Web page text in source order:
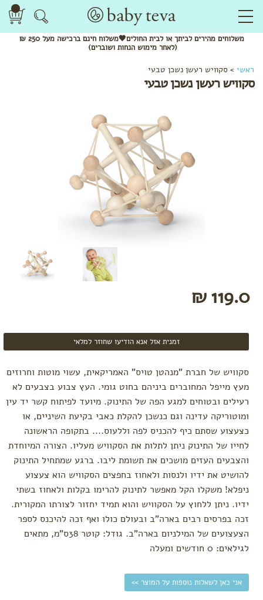
משלוחיםמהיריםלביתך או לבית החולים🖤משלוחחינם
ברכישה מעל 250 ₪
(לאחר מימוש הנחות ושוברים)
ראשי > סקוויש רעשן נשכן טבעי
סקוויש רעשן נשכן טבעי
119.0 ₪
זמנית אזל אנא הודיעו שחוזר למלאי
סקוויש של חברת "מנהטן טויס" האמריקאית, עשוי מוטות וחרוזים
מעץ מייפל המחוברים ביניהם בחוט גומי. העץ צבוע בצבעים לא
רעילים ובטוחים למגע הפה של התינוק. מיועד לפיתוח קשר יד עין
ומוטוריקה עדינה וגם כנשכן להקלת כאבי בקיעת השיניים, או
כצעצוע שסתם כיף להכניס לפה וללעוס.... בתקופה הראשונה
לחייו של התינוק ניתן לתלות את הסקוויש מעליו. הצורה המיוחדת
והצבעים העזים מושכים את תשומת ליבו. ברגע שמתחיל התינוק
להושיט את ידיו ולנסות ולאחוז בחפצים הסקוויש הוא צעצוע
ניפלא! משקלו הקל מאפשר לתינוק להרימו בקלות ולאחוז בשתי
ידיו. ניתן ללחוץ על הסקוויש והוא תמיד יחזור לצורתו המקורית.
זכה בפרסים רבים בארה"ב ובעולם כולו ואף זכה להיכנס לספר
הצעצועים של המילניום בארה"ב. גודל: קוטר 38ס"מ, מתאים
לגילאים: 0 חודשים ומעלה
אני כאן לשאלות נוספות על המוצר >>